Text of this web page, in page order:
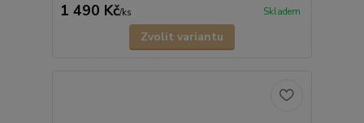
1 490 Kč/ks Skladem
Zvolit variantu